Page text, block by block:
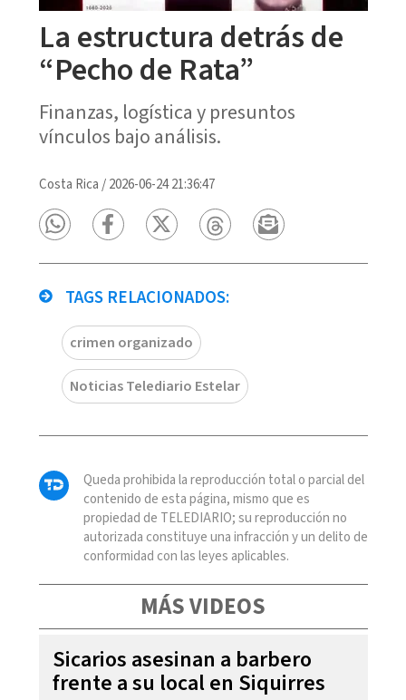
La estructura detrás de
“Pecho de Rata”
Finanzas, logística y presuntos
vínculos bajo análisis.
Costa Rica /2026-06-24 21:36:47
TAGS RELACIONADOS:
crimen organizado
Noticias Telediario Estelar
Queda prohibida la reproducción total o parcial del
contenido de esta página, mismo que es
propiedad de TELEDIARIO; su reproducción no
autorizada constituye una infracción y un delito de
conformidad con las leyes aplicables.
MÁS VIDEOS
Sicarios asesinan a barbero
frente a su local en Siquirres